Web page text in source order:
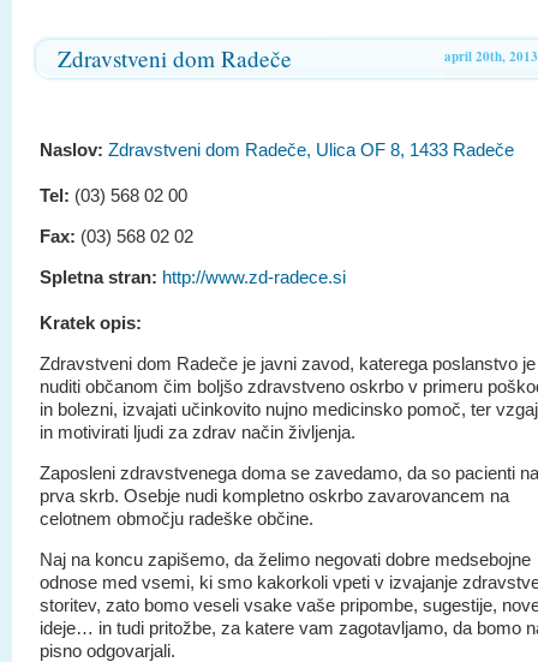
april 20th, 2013
Zdravstveni dom Radeče
Naslov: Zdravstveni dom Radeče, Ulica OF 8, 1433 Radeče
Tel: (03) 568 02 00
Fax: (03) 568 02 02
Spletna stran: http://www.zd-radece.si
Kratek opis:
Zdravstveni dom Radeče je javni zavod, katerega poslanstvo je
nuditi občanom čim boljšo zdravstveno oskrbo v primeru
in bolezni, izvajati učinkovito nujno medicinsko pomoč, ter
in motivirati ljudi za zdrav način življenja.
Zaposleni zdravstvenega doma se zavedamo, da so pacienti
prva skrb. Osebje nudi kompletno oskrbo zavarovancem na
celotnem območju radeške občine.
Naj na koncu zapišemo, da želimo negovati dobre medsebojne
odnose med vsemi, ki smo kakorkoli vpeti v izvajanje
storitev, zato bomo veseli vsake vaše pripombe, sugestije,
ideje… in tudi pritožbe, za katere vam zagotavljamo, da bomo
pisno odgovarjali.